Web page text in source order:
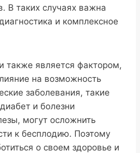
В таких случаях важна
и комплексное
также является фактором,
на возможность
заболевания, такие
и болезни
могут осложнить
к бесплодию. Поэтому
о своем здоровье и